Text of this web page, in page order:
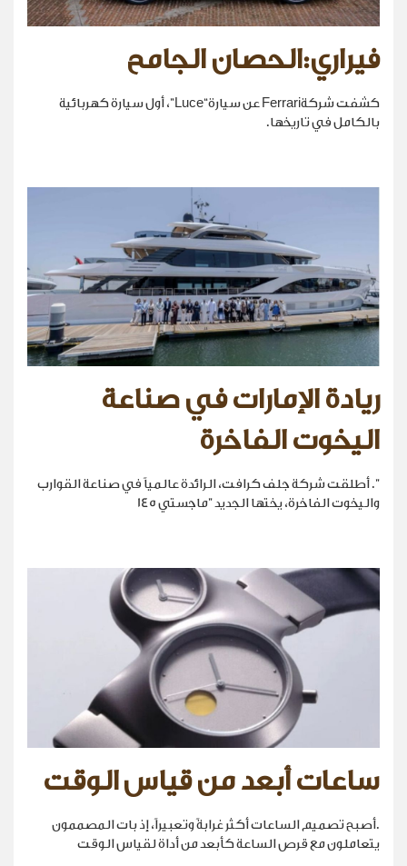
فيراري:الحصان الجامح
كشفت شركةFerrari عن سيارة“Luce”، أول سيارة كهربائية
بالكامل في تاريخها.
ريادة الإمارات في صناعة
اليخوت الفاخرة
". أطلقت شركة جلف كرافت، الرائدة عالمياً في صناعة القوارب
واليخوت الفاخرة، يختها الجديد "ماجستي 145
ساعات أبعد من قياس الوقت
.أصبح تصميم الساعات أكثر غرابةً وتعبيراً، إذ بات المصممون
يتعاملون مع قرص الساعة كأبعد من أداة لقياس الوقت